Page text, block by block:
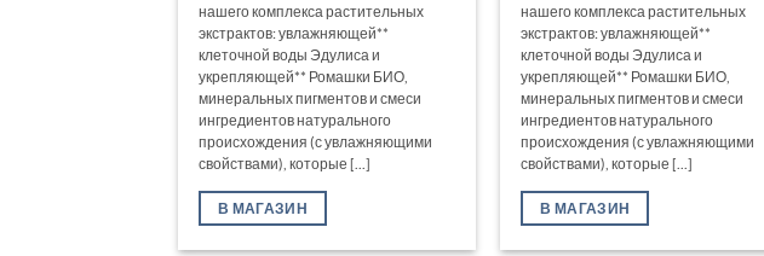
нашего комплекса растительных
экстрактов: увлажняющей**
клеточной воды Эдулиса и
укрепляющей** Ромашки БИО,
минеральных пигментов и смеси
ингредиентов натурального
происхождения (с увлажняющими
свойствами), которые [...]
В МАГАЗИН
нашего комплекса растительных
экстрактов: увлажняющей**
клеточной воды Эдулиса и
укрепляющей** Ромашки БИО,
минеральных пигментов и смеси
ингредиентов натурального
происхождения (с увлажняющими
свойствами), которые [...]
В МАГАЗИН